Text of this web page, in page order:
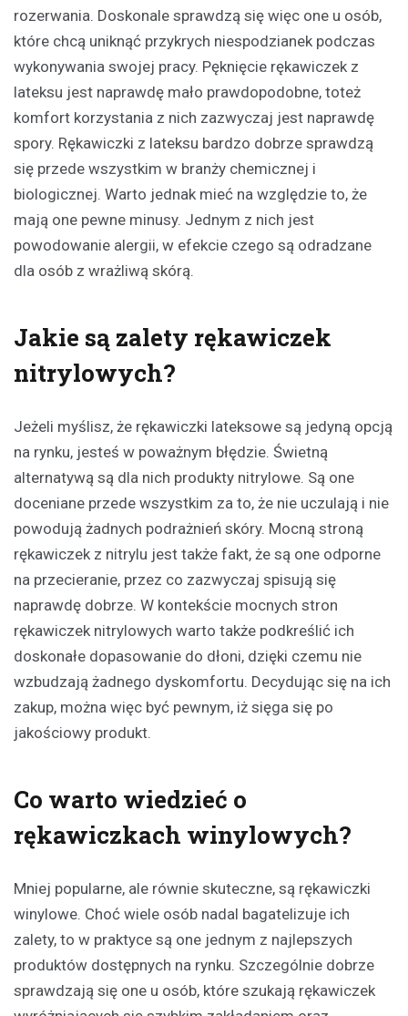
rozerwania. Doskonale sprawdzą się więc one u osób,
które chcą uniknąć przykrych niespodzianek podczas
wykonywania swojej pracy. Pęknięcie rękawiczek z
lateksu jest naprawdę mało prawdopodobne, toteż
komfort korzystania z nich zazwyczaj jest naprawdę
spory. Rękawiczki z lateksu bardzo dobrze sprawdzą
się przede wszystkim w branży chemicznej i
biologicznej. Warto jednak mieć na względzie to, że
mają one pewne minusy. Jednym z nich jest
powodowanie alergii, w efekcie czego są odradzane
dla osób z wrażliwą skórą.
Jakie są zalety rękawiczek
nitrylowych?
Jeżeli myślisz, że rękawiczki lateksowe są jedyną opcją
na rynku, jesteś w poważnym błędzie. Świetną
alternatywą są dla nich produkty nitrylowe. Są one
doceniane przede wszystkim za to, że nie uczulają i nie
powodują żadnych podrażnień skóry. Mocną stroną
rękawiczek z nitrylu jest także fakt, że są one odporne
na przecieranie, przez co zazwyczaj spisują się
naprawdę dobrze. W kontekście mocnych stron
rękawiczek nitrylowych warto także podkreślić ich
doskonałe dopasowanie do dłoni, dzięki czemu nie
wzbudzają żadnego dyskomfortu. Decydując się na ich
zakup, można więc być pewnym, iż sięga się po
jakościowy produkt.
Co warto wiedzieć o
rękawiczkach winylowych?
Mniej popularne, ale równie skuteczne, są rękawiczki
winylowe. Choć wiele osób nadal bagatelizuje ich
zalety, to w praktyce są one jednym z najlepszych
produktów dostępnych na rynku. Szczególnie dobrze
sprawdzają się one u osób, które szukają rękawiczek